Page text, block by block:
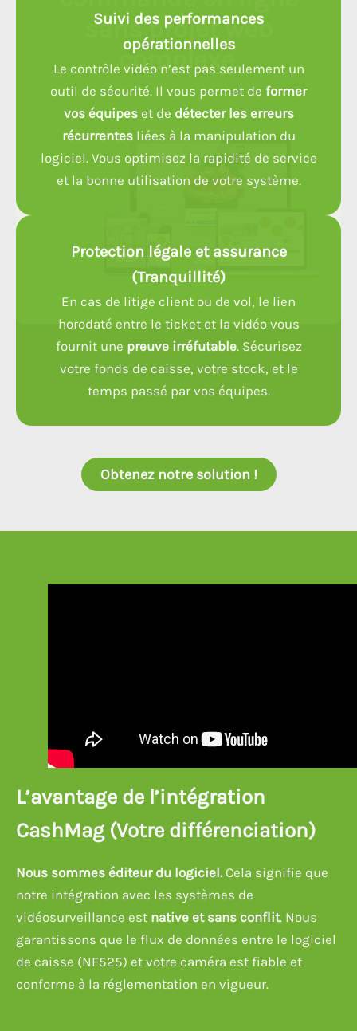
sans projet web
complexe.
Prendre rendez-vous !
Suivi des performances
opérationnelles
Le contrôle vidéo n’est pas seulement un
outil de sécurité. Il vous permet de former
vos équipeset de détecter les erreurs
récurrentesliées à la manipulation du
logiciel. Vous optimisez la rapidité de service
et la bonne utilisation de votre système.
Protection légale et assurance
(Tranquillité)
En cas de litige client ou de vol, le lien
horodaté entre le ticket et la vidéo vous
fournit une preuve irréfutable. Sécurisez
votre fonds de caisse, votre stock, et le
temps passé par vos équipes.
Obtenez notre solution !
L’avantage de l’intégration
CashMag (Votre différenciation)
Nous sommes éditeur du logiciel. Cela signifie que
notre intégration avec les systèmes de
vidéosurveillance est native et sans conflit. Nous
garantissons que le flux de données entre le logiciel
de caisse (NF525) et votre caméra est fiable et
conforme à la réglementation en vigueur.